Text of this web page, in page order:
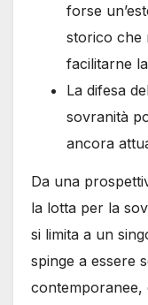
forse
storico che
facilitarne
La difesa
sovranità
ancora
Da una
la lotta per la
si limita a un
spinge a essere
contemporanee,